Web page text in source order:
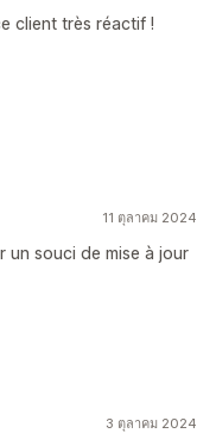
client très réactif !
11 ตุลาคม 2024
un souci de mise à jour
3 ตุลาคม 2024